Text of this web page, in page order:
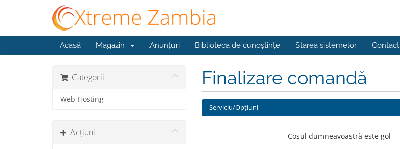
Acasă Magazin Anunțuri Biblioteca de cunoștințe Starea sistemelor Contact
Categorii
Web Hosting
Acțiuni
Finalizare comandă
Serviciu/Opțiuni
Coșul dumneavoastră este gol